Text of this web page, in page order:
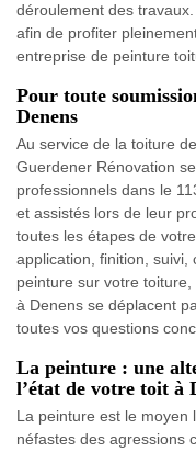
déroulement des
afin de profiter
entreprise de peinture
Pour toute
Denens
Au service de la toiture
Guerdener Rénovation
professionnels dans le
et assistés lors de leur
toutes les étapes de
application, finition, suivi,
peinture sur votre
à Denens se déplacent
toutes vos questions
La peinture : une
l’état de votre toit à
La peinture est le moyen
néfastes des agressions